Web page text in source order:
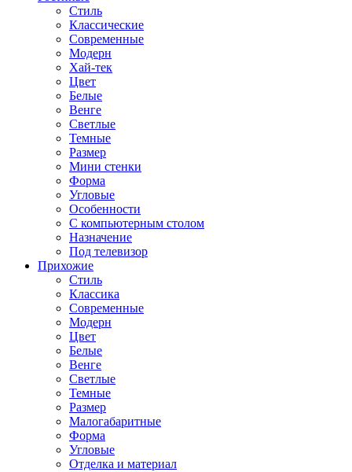
Стиль
Классические
Современные
Модерн
Хай-тек
Цвет
Белые
Венге
Светлые
Темные
Размер
Мини стенки
Форма
Угловые
Особенности
С компьютерным столом
Назначение
Под телевизор
Прихожие
Стиль
Классика
Современные
Модерн
Цвет
Белые
Венге
Светлые
Темные
Размер
Малогабаритные
Форма
Угловые
Отделка и материал